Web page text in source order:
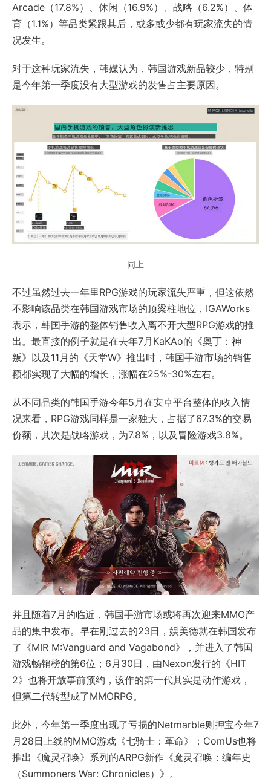
Arcade（17.8%）、休闲（16.9%）、战略（6.2%）、体
育（1.1%）等品类紧跟其后，或多或少都有玩家流失的情
况发生。
对于这种玩家流失，韩媒认为，韩国游戏新品较少，特别
是今年第一季度没有大型游戏的发售占主要原因。
同上
不过虽然过去一年里RPG游戏的玩家流失严重，但这依然
不影响该品类在韩国游戏市场的顶梁柱地位，IGAWorks
表示，韩国手游的整体销售收入离不开大型RPG游戏的推
出。最直接的例子就是在去年7月KaKAo的《奥丁：神
叛》以及11月的《天堂W》推出时，韩国手游市场的销售
额都实现了大幅的增长，涨幅在25%-30%左右。
从不同品类的韩国手游今年5月在安卓平台整体的收入情
况来看，RPG游戏同样是一家独大，占据了67.3%的交易
份额，其次是战略游戏，为7.8%，以及冒险游戏3.8%。
并且随着7月的临近，韩国手游市场或将再次迎来MMO产
品的集中发布。早在刚过去的23日，娱美德就在韩国发布
了《MIR M:Vanguard and Vagabond》，并进入了韩国
游戏畅销榜的第6位；6月30日，由Nexon发行的《HIT
2》也将开放事前预约，该作的第一代其实是动作游戏，
但第二代转型成了MMORPG。
此外，今年第一季度出现了亏损的Netmarble则押宝今年7
月28日上线的MMO游戏《七骑士：革命》；ComUs也将
推出《魔灵召唤》系列的ARPG新作《魔灵召唤：编年史
（Summoners War: Chronicles）》。